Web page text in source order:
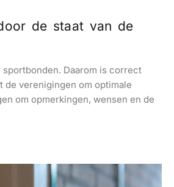
de staat van de
Daarom is correct
de verenigingen om optimale
om opmerkingen, wensen en de